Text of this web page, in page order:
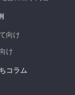
向け
け
コラム